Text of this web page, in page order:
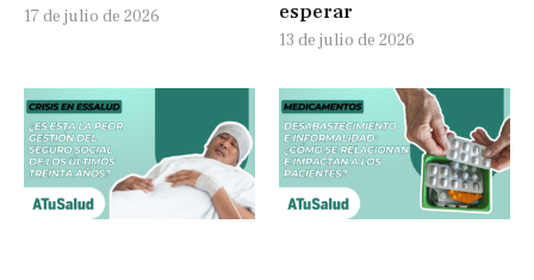
17 de julio de 2026
esperar
13 de julio de 2026